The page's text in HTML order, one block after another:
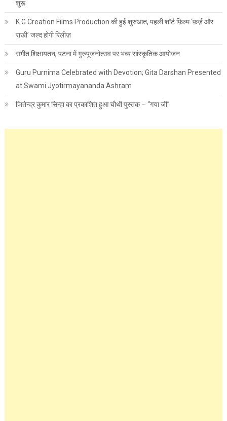
शुरू
K.G Creation Films Production की हुई शुरुआत, पहली शॉर्ट फ़िल्म ‘फ़र्ज़ और
राखी’ जल्द होगी रिलीज़
संगीत शिक्षायतन, पटना में गुरुपूजनोत्सव पर भव्य सांस्कृतिक आयोजन
Guru Purnima Celebrated with Devotion; Gita Darshan Presented
at Swami Jyotirmayananda Ashram
जितेन्द्र कुमार सिन्हा का प्रकाशित हुआ चौथी पुस्तक – “गया जी”